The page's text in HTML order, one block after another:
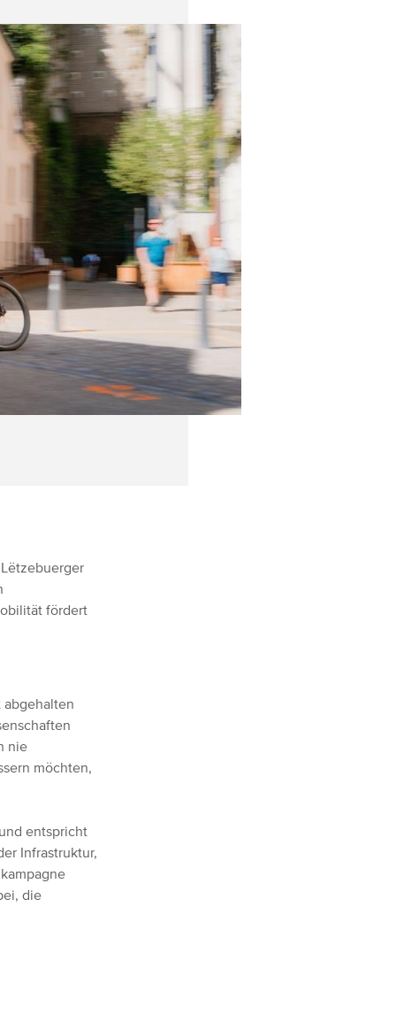
fördert
abgehalten
nie
möchten,
entspricht
Infrastruktur,
die